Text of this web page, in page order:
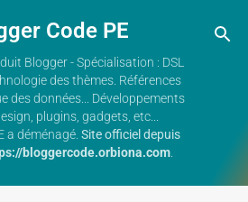
Code PE
Blogger - Spécialisation : DSL
des thèmes. Références
des données... Développements
plugins, gadgets, etc...
a déménagé. Site officiel depuis
bloggercode.orbiona.com.